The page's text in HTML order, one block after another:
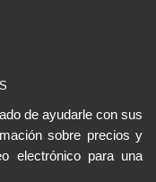
de ayudarle con sus
sobre precios y
electrónico para una